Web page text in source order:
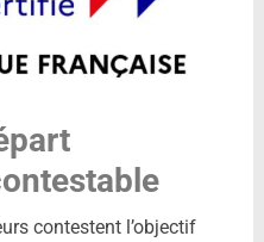
contestent l’objectif